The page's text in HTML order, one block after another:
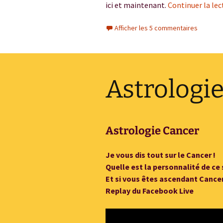
ici et maintenant. Continuer la
Afficher les 5 commentaires
Astrologie Cancer
Je vous dis tout sur le Cancer !
Quelle est la personnalité de ce
Et si vous êtes ascendant
Replay du Facebook Live